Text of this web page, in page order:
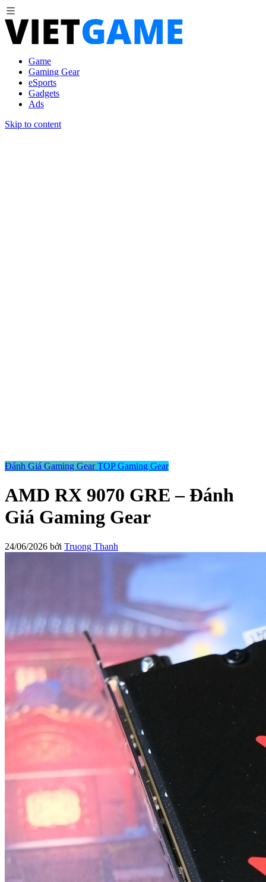
Game
Gaming Gear
eSports
Gadgets
Ads
Skip to content
Đánh Giá Gaming Gear TOP Gaming Gear
AMD RX 9070 GRE – Đánh
Giá Gaming Gear
24/06/2026 bởi Truong Thanh